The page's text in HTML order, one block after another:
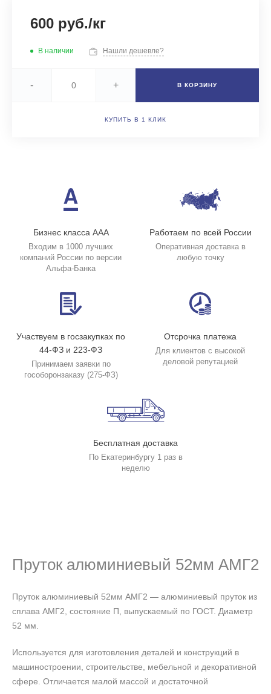
600 руб./кг
В наличии Нашли дешевле?
- + В КОРЗИНУ
КУПИТЬ В 1 КЛИК
Бизнес класса ААА
Входим в 1000 лучших
компаний России по версии
Альфа-Банка
Работаем по всей России
Оперативная доставка в
любую точку
Участвуем в госзакупках по
44-ФЗ и 223-ФЗ
Принимаем заявки по
гособоронзаказу (275-ФЗ)
Отсрочка платежа
Для клиентов с высокой
деловой репутацией
Бесплатная доставка
По Екатеринбургу 1 раз в
неделю
Пруток алюминиевый 52мм АМГ2
Пруток алюминиевый 52мм АМГ2 — алюминиевый пруток из
сплава АМГ2, состояние П, выпускаемый по ГОСТ. Диаметр
52 мм.
Используется для изготовления деталей и конструкций в
машиностроении, строительстве, мебельной и декоративной
сфере. Отличается малой массой и достаточной